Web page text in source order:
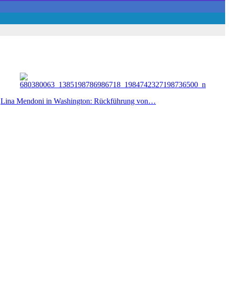
Lina Mendoni in Washington: Rückführung von…